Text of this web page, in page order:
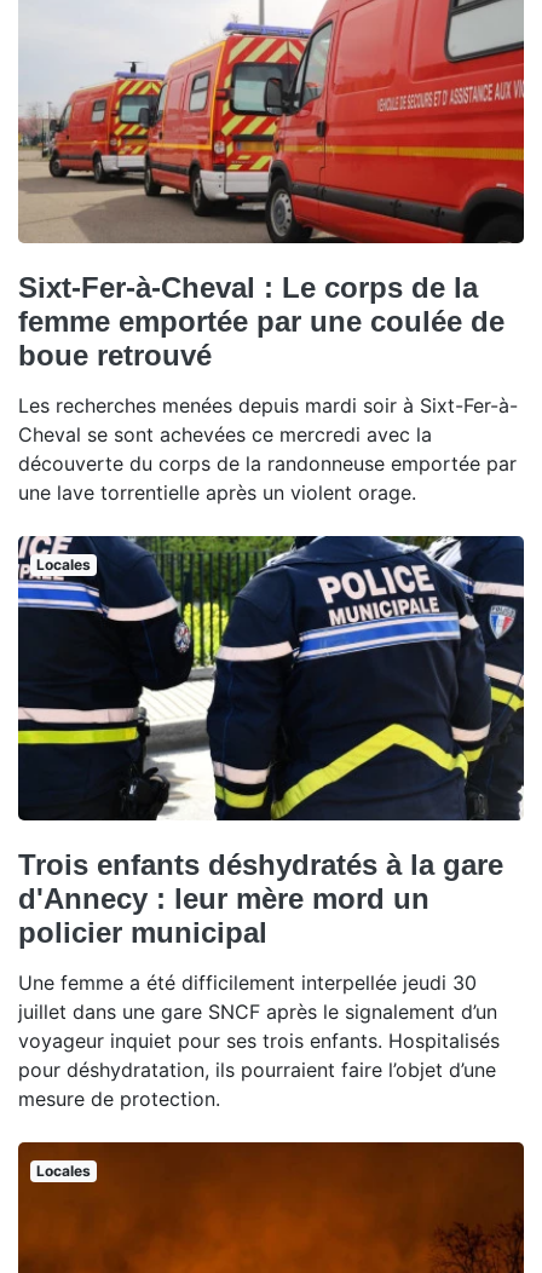
Sixt-Fer-à-Cheval : Le corps de la
femme emportée par une coulée de
boue retrouvé
Les recherches menées depuis mardi soir à Sixt-Fer-à-
Cheval se sont achevées ce mercredi avec la
découverte du corps de la randonneuse emportée par
une lave torrentielle après un violent orage.
Locales
Trois enfants déshydratés à la gare
d'Annecy : leur mère mord un
policier municipal
Une femme a été difficilement interpellée jeudi 30
juillet dans une gare SNCF après le signalement d’un
voyageur inquiet pour ses trois enfants. Hospitalisés
pour déshydratation, ils pourraient faire l’objet d’une
mesure de protection.
Locales